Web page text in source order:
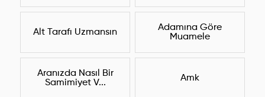
Alt Tarafı Uzmansın
Adamına Göre
Muamele
Aranızda Nasıl Bir
Samimiyet V...
Amk